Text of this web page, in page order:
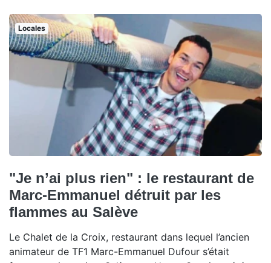
Locales
"Je n’ai plus rien" : le restaurant de
Marc-Emmanuel détruit par les
flammes au Salève
Le Chalet de la Croix, restaurant dans lequel l’ancien
animateur de TF1 Marc-Emmanuel Dufour s’était